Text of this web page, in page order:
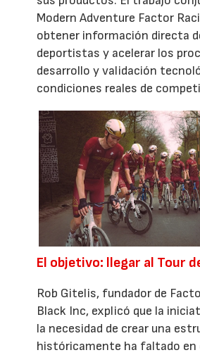
Modern Adventure Factor
obtener información directa
deportistas y acelerar los
desarrollo y validación
condiciones reales de
El objetivo: llegar al Tour
Rob Gitelis, fundador de
Black Inc, explicó que la
la necesidad de crear una
históricamente ha faltado en